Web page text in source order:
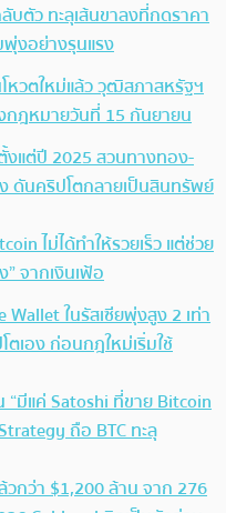
ตัว ทะลุเส้นขาลงที่กดราคา
พุ่งอย่างรุนแรง
โหวตใหม่แล้ว วุฒิสภาสหรัฐฯ
กฎหมายวันที่ 15 กันยายน
งแต่ปี 2025 สวนทางทอง-
ดันคริปโตกลายเป็นสินทรัพย์
ไม่ได้ทำให้รวยเร็ว แต่ช่วย
จากเงินเฟ้อ
ในรัสเซียพุ่งสูง 2 เท่า
เอง ก่อนกฎใหม่เริ่มใช้
“มีแค่ Satoshi ที่ขาย Bitcoin
ถือ BTC ทะลุ
วกว่า $1,200 ล้าน จาก 276